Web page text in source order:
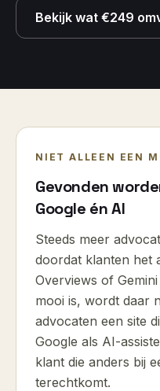
Bekijk wat €249
NIET ALLEEN EEN
Gevonden
Google én AI
Steeds meer
doordat klanten het
Overviews of
mooi is, wordt daar
advocaten een site
Google als AI-
klant die anders bij
terechtkomt.